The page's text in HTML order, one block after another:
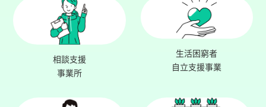
相談支援
事業所
生活困窮者
自立支援事業